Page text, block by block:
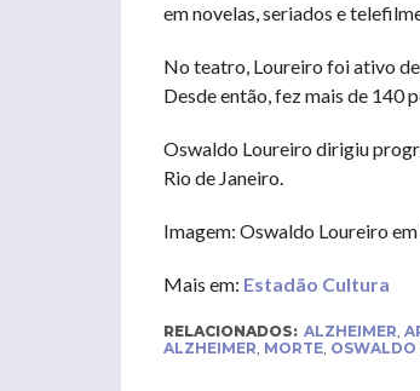
em novelas, seriados e
No teatro, Loureiro foi ativo
Desde então, fez mais de 140
Oswaldo Loureiro dirigiu
Rio de Janeiro.
Imagem: Oswaldo Loureiro em
Mais em: Estadão Cultura
RELACIONADOS: ALZHEIMER,
ALZHEIMER, MORTE, OSWALDO